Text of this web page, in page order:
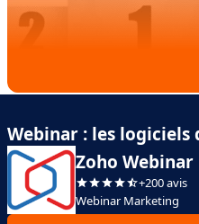
Webinar : les logiciels
Zoho Webinar
+200 avis
Webinar Marketing